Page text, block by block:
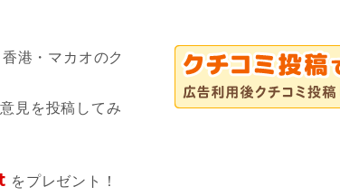
港・マカオのク
見を投稿してみ
をプレゼント！